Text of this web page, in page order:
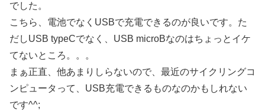
でした。
こちら、電池でなくUSBで充電できるのが良いです。た
だしUSB typeCでなく、USB microBなのはちょっとイケ
てないところ。。。
まぁ正直、他あまりしらないので、最近のサイクリングコ
ンピュータって、USB充電できるものなのかもしれない
です^^;